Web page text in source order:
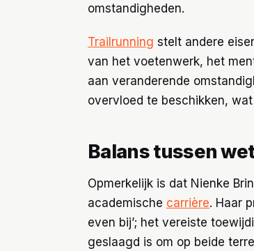
omstandigheden.
Trailrunning stelt andere
van het voetenwerk, het
aan veranderende
overvloed te beschikken,
Balans tussen
Opmerkelijk is dat Nienke
academische carrière. Haar
even bij’; het vereiste
geslaagd is om op beide